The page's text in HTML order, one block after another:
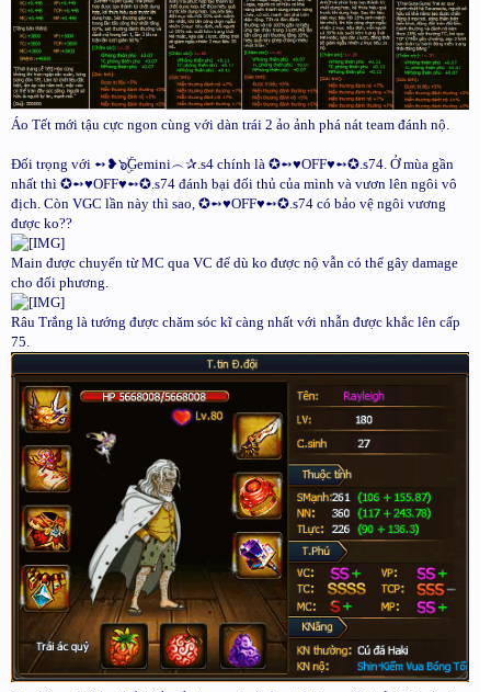
Áo Tết mới tậu cực ngon cùng với dàn trái 2 ảo ảnh phá nát team đánh nộ.
Đối trọng với ➻❥๖ۣۜGemini︵✰.s4 chính là ✪➻♥OFF♥➻✪.s74. Ở mùa gần
nhất thì ✪➻♥OFF♥➻✪.s74 đánh bại đối thủ của mình và vươn lên ngôi vô
địch. Còn VGC lần này thì sao, ✪➻♥OFF♥➻✪.s74 có bảo vệ ngôi vương
được ko??
Main được chuyển từ MC qua VC để dù ko được nộ vẫn có thể gây damage
cho đối phương.
Râu Trắng là tướng được chăm sóc kĩ càng nhất với nhẫn được khắc lên cấp
75.